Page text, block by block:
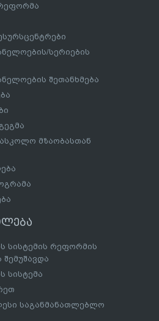
სერიების
შეთანხმება
მზაობასთან
სისტემის რეფორმის
სისტემა
საგანმანათლებლო